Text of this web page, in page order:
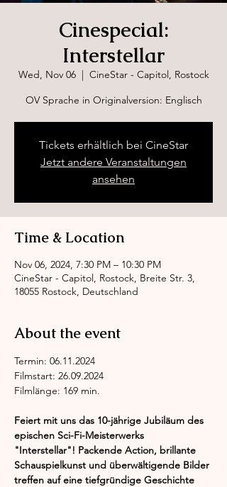
Cinespecial:
Interstellar
Wed, Nov 06
  |
CineStar - Capitol, Rostock
OV Sprache in Originalversion: Englisch
Tickets erhältlich bei CineStar
Jetzt andere Veranstaltungen
ansehen
Time & Location
Nov 06, 2024, 7:30 PM – 10:30 PM
CineStar - Capitol, Rostock, Breite Str. 3,
18055 Rostock, Deutschland
About the event
Termin: 06.11.2024
Filmstart: 26.09.2024
Filmlänge: 169 min.
Feiert mit uns das 10-jährige Jubiläum des
epischen Sci-Fi-Meisterwerks
"Interstellar"! Packende Action, brillante
Schauspielkunst und überwältigende Bilder
treffen auf eine tiefgründige Geschichte